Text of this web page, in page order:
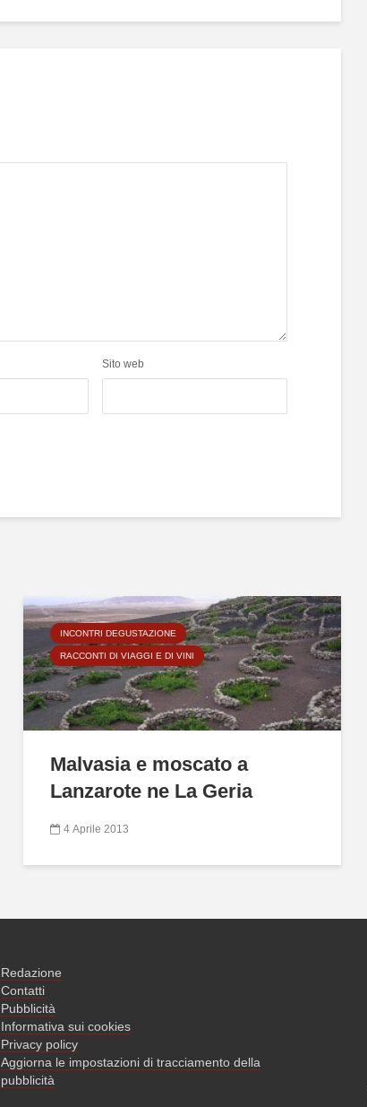
Sito web
INCONTRI DEGUSTAZIONE
RACCONTI DI VIAGGI E DI VINI
Malvasia e moscato a
Lanzarote ne La Geria
4 Aprile 2013
Redazione
Contatti
Pubblicità
Informativa sui cookies
Privacy policy
Aggiorna le impostazioni di tracciamento della
pubblicità